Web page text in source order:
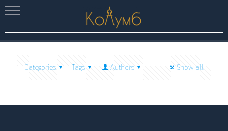
Categories Tags Authors Show all